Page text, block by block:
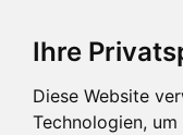
Ihre
Diese Website
Technologien,